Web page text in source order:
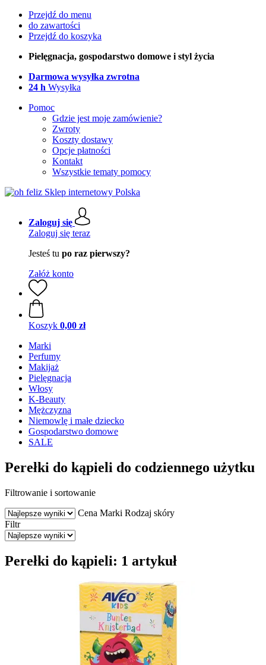
Przejdź do menu
do zawartości
Przejdź do koszyka
Pielęgnacja, gospodarstwo domowe i styl życia
Darmowa wysyłka zwrotna
24 h Wysyłka
Pomoc
Gdzie jest moje zamówienie?
Zwroty
Koszty dostawy
Opcje płatności
Kontakt
Wszystkie tematy pomocy
Zaloguj się
Zaloguj się teraz
Jesteś tu po raz pierwszy?
Załóż konto
Koszyk 0,00 zł
Marki
Perfumy
Makijaż
Pielęgnacja
Włosy
K-Beauty
Mężczyzna
Niemowlę i małe dziecko
Gospodarstwo domowe
SALE
Perełki do kąpieli do codziennego użytku
Filtrowanie i sortowanie
Cena Marki Rodzaj skóry
Filtr
Perełki do kąpieli: 1 artykuł